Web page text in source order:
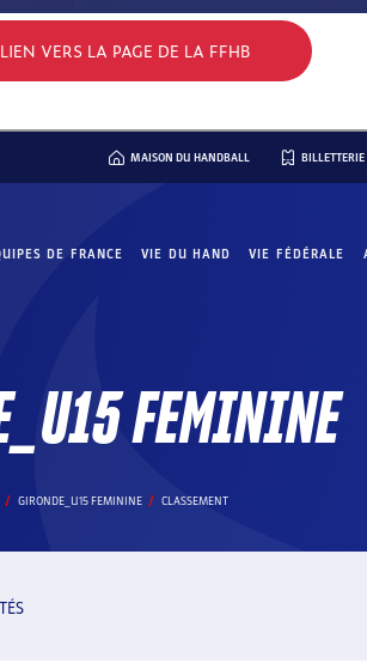
LIEN VERS LA PAGE DE LA FFHB